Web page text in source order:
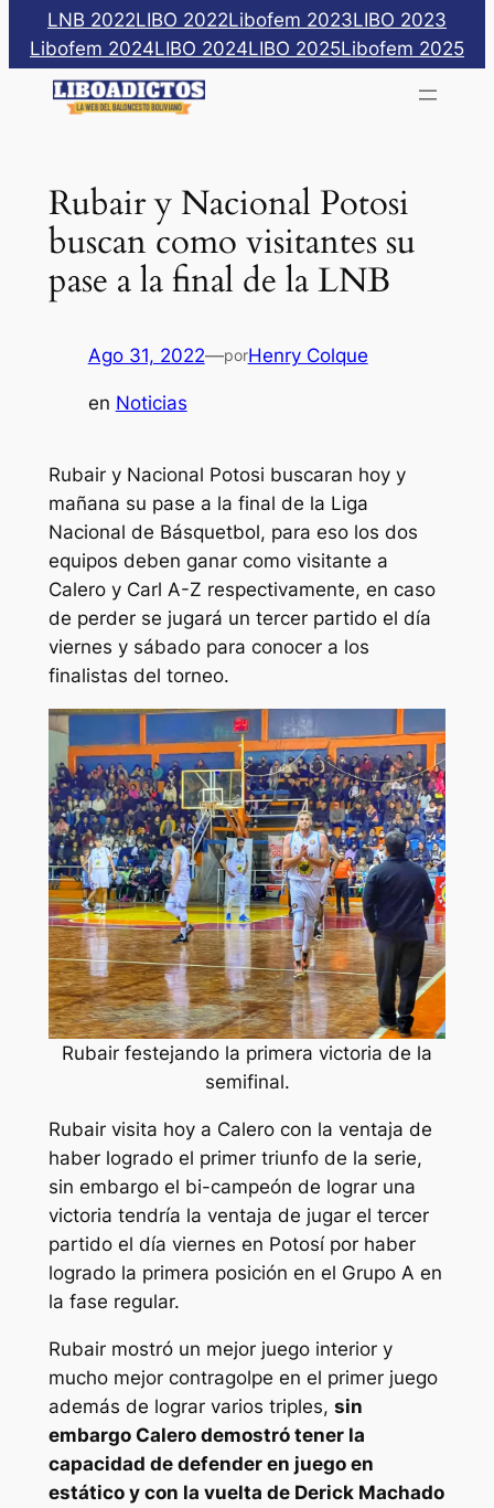
Saltar
contenido
LNB 2022LIBO 2022Libofem 2023LIBO 2023
Libofem 2024LIBO 2024LIBO 2025Libofem 2025
Rubair y Nacional Potosi
buscan como visitantes su
pase a la final de la LNB
Ago 31, 2022—porHenry Colque
en Noticias
Rubair y Nacional Potosi buscaran hoy y
mañana su pase a la final de la Liga
Nacional de Básquetbol, para eso los dos
equipos deben ganar como visitante a
Calero y Carl A-Z respectivamente, en caso
de perder se jugará un tercer partido el día
viernes y sábado para conocer a los
finalistas del torneo.
Rubair festejando la primera victoria de la
semifinal.
Rubair visita hoy a Calero con la ventaja de
haber logrado el primer triunfo de la serie,
sin embargo el bi-campeón de lograr una
victoria tendría la ventaja de jugar el tercer
partido el día viernes en Potosí por haber
logrado la primera posición en el Grupo A en
la fase regular.
Rubair mostró un mejor juego interior y
mucho mejor contragolpe en el primer juego
además de lograr varios triples, sin
embargo Calero demostró tener la
capacidad de defender en juego en
estático y con la vuelta de Derick Machado